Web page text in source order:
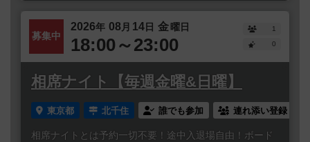
募集中
2026年 08 月 14日 金曜日
18:00～23:00
1
0
相席ナイト【毎週金曜&日曜】
東京都 北千住 誰でも参加 連れ添い登録
相席ナイトとは予約一切不要！途中入退場自由！ボード